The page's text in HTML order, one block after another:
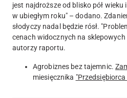
jest najdroższe od blisko pół
w ubiegłym roku" – dodano.
słodyczy nadal będzie rósł.
cenach widocznych na sklepowych
autorzy raportu.
Agrobiznes bez tajemnic.
miesięcznika "Przedsiębiorca